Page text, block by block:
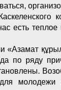
есть
«Азамат
по ряду
молодежи